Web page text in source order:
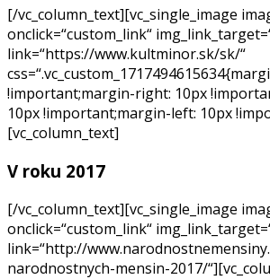
[/vc_column_text][vc_single_image
onclick=“custom_link“
link=“https://www.kultminor.sk/sk/“
!important;margin-right: 10px
10px !important;margin-left: 10px
[vc_column_text]
V roku 2017
[/vc_column_text][vc_single_image
onclick=“custom_link“
link=“http://
narodnostnych-mensin-2017/